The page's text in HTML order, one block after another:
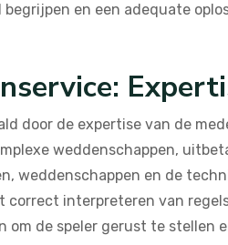
en een adequate
door de expertise van de
weddenschappen,
weddenschappen en de
correct interpreteren van
om de speler gerust te